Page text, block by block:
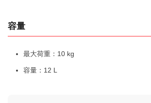
容量
最大荷重：10 kg
容量：12 L